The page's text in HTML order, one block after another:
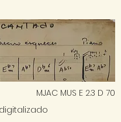
MJAC MUS E 2.3 D 70